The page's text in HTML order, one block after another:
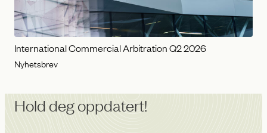
International Commercial Arbitration Q2 2026
Nyhetsbrev
Hold deg oppdatert!